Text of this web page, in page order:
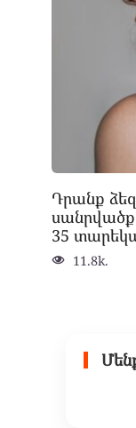
Դրանք ձեզ
35
11.8k.